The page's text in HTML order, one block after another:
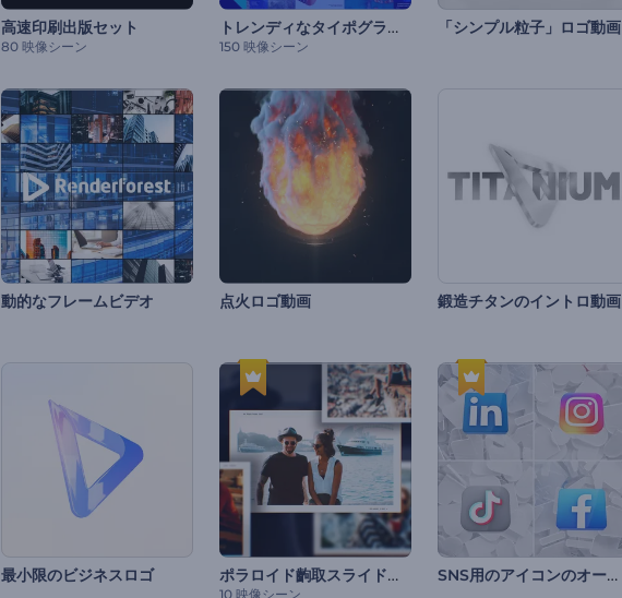
高速印刷出版セット
80 映像シーン
トレンディなタイポグラフィパック
150 映像シーン
「シンプル粒子」ロゴ動画
動的なフレームビデオ 点火ロゴ動画 鍛造チタンのイントロ動画
最小限のビジネスロゴ ポラロイド齣取スライドショー
10 映像シーン
SNS用のアイコンのオープニング動画